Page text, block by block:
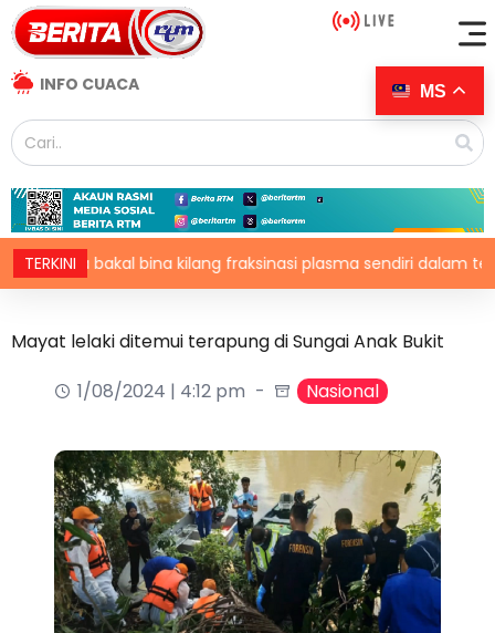
INFO CUACA
TERKINI
bakal bina kilang fraksinasi plasma sendiri dalam tempoh
Mayat lelaki ditemui terapung di Sungai Anak Bukit
1/08/2024 | 4:12 pm
Nasional
MS